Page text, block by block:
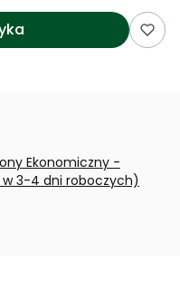
Ekonomiczny -
3-4 dni roboczych)